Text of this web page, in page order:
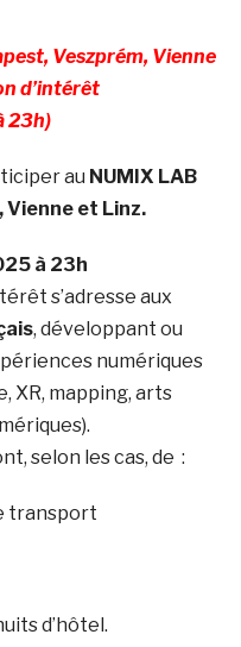
Veszprém, Vienne
d’intérêt
23h)
au NUMIX LAB
Vienne et Linz.
à 23h
s’adresse aux
, développant ou
numériques
XR, mapping, arts
selon les cas, de :
transport
d’hôtel.